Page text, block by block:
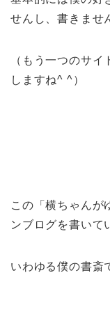
せんし、書きませ
（もう一つのサ
しますね^ ^）
この「横ちゃんが
ンブログを書いて
いわゆる僕の書斎